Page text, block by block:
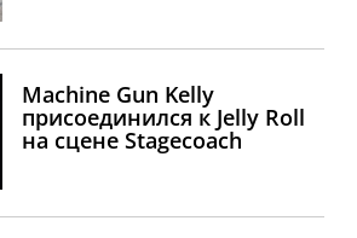
Machine Gun Kelly
присоединился к Jelly Roll
на сцене Stagecoach